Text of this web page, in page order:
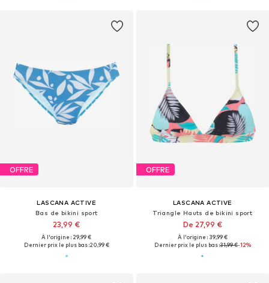
OFFRE
LASCANA ACTIVE
Bas de bikini sport
23,99 €
À l'origine : 29,99 €
Dernier prix le plus bas :20,99 €
OFFRE
LASCANA ACTIVE
Triangle Hauts de bikini sport
De 27,99 €
À l'origine : 39,99 €
Dernier prix le plus bas :31,99 €-12%